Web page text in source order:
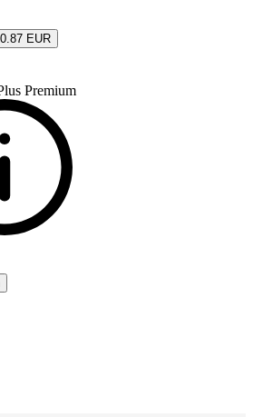
0.87 EUR
Premium